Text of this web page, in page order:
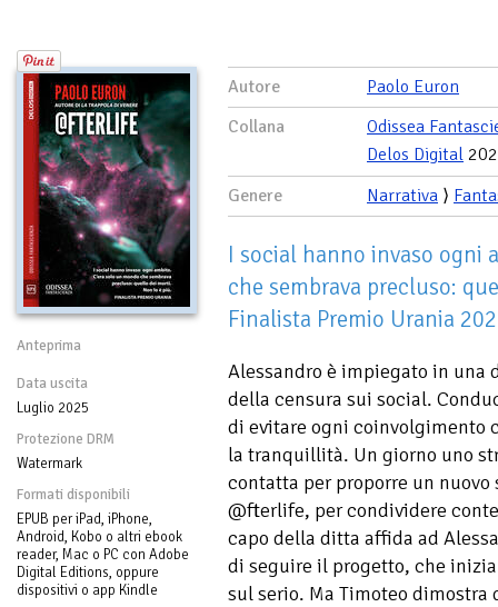
Anteprima
Data uscita
Luglio 2025
Protezione DRM
Watermark
Formati disponibili
EPUB per iPad, iPhone,
Android, Kobo o altri ebook
reader, Mac o PC con Adobe
Digital Editions, oppure
dispositivi o app Kindle
Autore
Paolo Euron
Collana
Odissea
Delos Digital
Genere
Narrativa ⟩
I social hanno invaso ogni
che sembrava precluso:
Finalista Premio Urania
Alessandro è impiegato in una
della censura sui social.
di evitare ogni coinvolgimento
la tranquillità. Un giorno uno
contatta per proporre un
@fterlife, per condividere
capo della ditta affida ad
di seguire il progetto, che
sul serio. Ma Timoteo